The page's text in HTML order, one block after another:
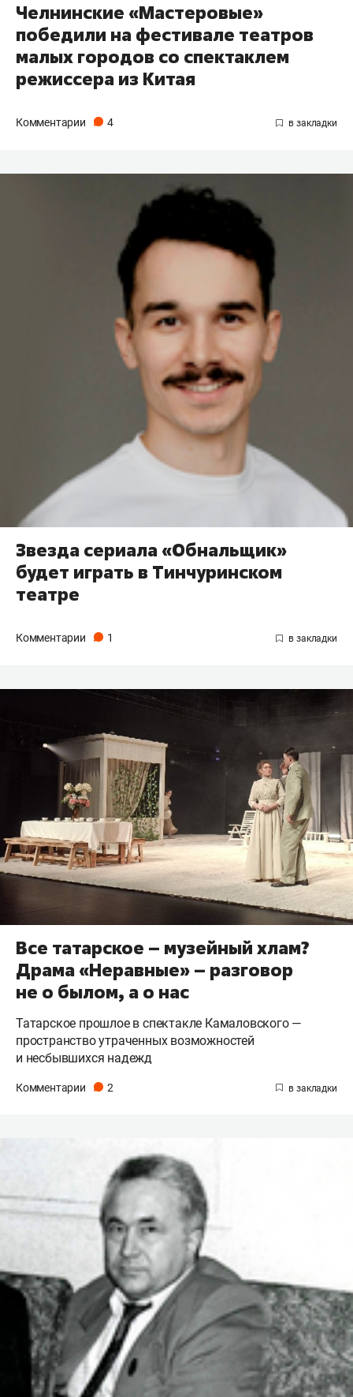
Челнинские «Мастеровые»
победили на фестивале театров
малых городов со спектаклем
режиссера из Китая
Комментарии 4
Звезда сериала «Обнальщик»
будет играть в Тинчуринском
театре
Комментарии 1
Все татарское – музейный хлам?
Драма «Неравные» – разговор
не о былом, а о нас
Татарское прошлое в спектакле Камаловского —
пространство утраченных возможностей
и несбывшихся надежд
Комментарии 2